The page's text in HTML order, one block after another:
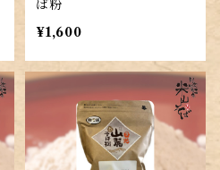
ば粉
¥1,600